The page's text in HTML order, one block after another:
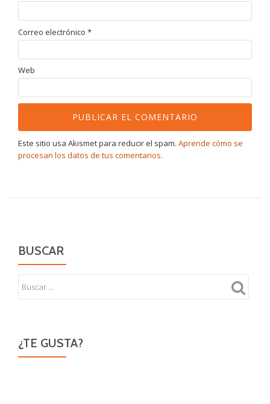
Correo electrónico *
Web
Este sitio usa Akismet para reducir el spam. Aprende cómo se
procesan los datos de tus comentarios.
BUSCAR
¿TE GUSTA?